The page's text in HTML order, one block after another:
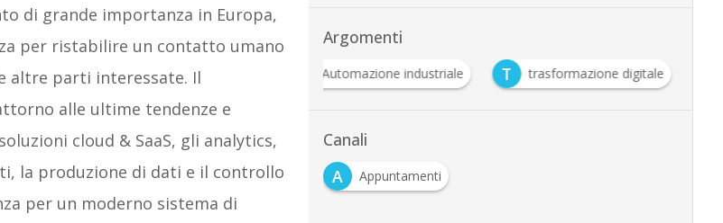
di grande importanza in Europa,
per ristabilire un contatto umano
altre parti interessate. Il
alle ultime tendenze e
cloud & SaaS, gli analytics,
la produzione di dati e il controllo
per un moderno sistema di
Argomenti
Automazione industriale T trasformazione digitale
Canali
A
Appuntamenti